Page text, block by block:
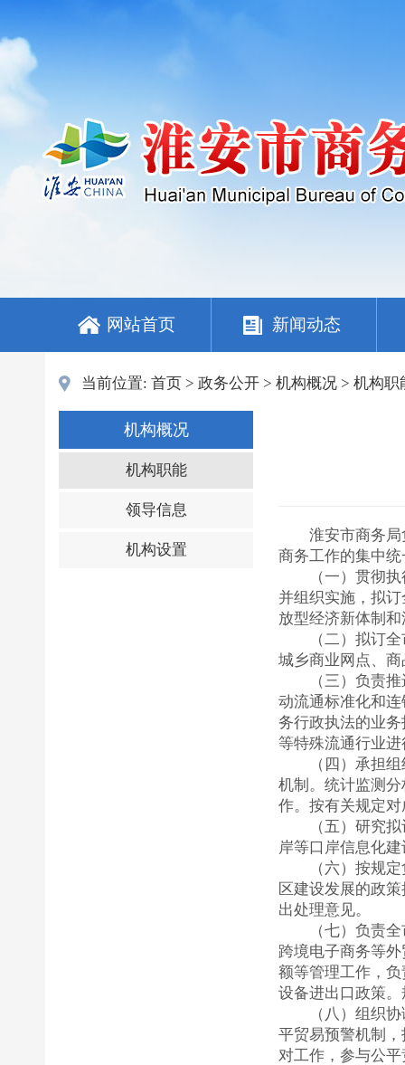
网站首页 新闻动态
当前位置: 首页 > 政务公开 > 机构概况 > 机构职
机构概况
机构职能
领导信息
机构设置
淮安市商务
商务工作的集中
（一）贯彻
并组织实施，拟
放型经济新体制
（二）拟订
城乡商业网点、
（三）负责
动流通标准化和
务行政执法的业
等特殊流通行业
（四）承担
机制。统计监测
作。按有关规定
（五）研究
岸等口岸信息化
（六）按规
区建设发展的政
出处理意见。
（七）负责
跨境电子商务等
额等管理工作，
设备进出口政策
（八）组织
平贸易预警机制
对工作，参与公